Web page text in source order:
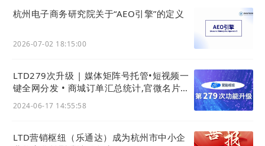
识体系架构，确保其持续适应组织需求。
杭州电子商务研究院关于“AEO引擎”的定义
2026-07-02 18:15:00
LTD279次升级 | 媒体矩阵号托管•短视频一
键全网分发 • 商城订单汇总统计,官微名片、
2024-06-17 14:55:58
LTD营销枢纽（乐通达）成为杭州市中小企